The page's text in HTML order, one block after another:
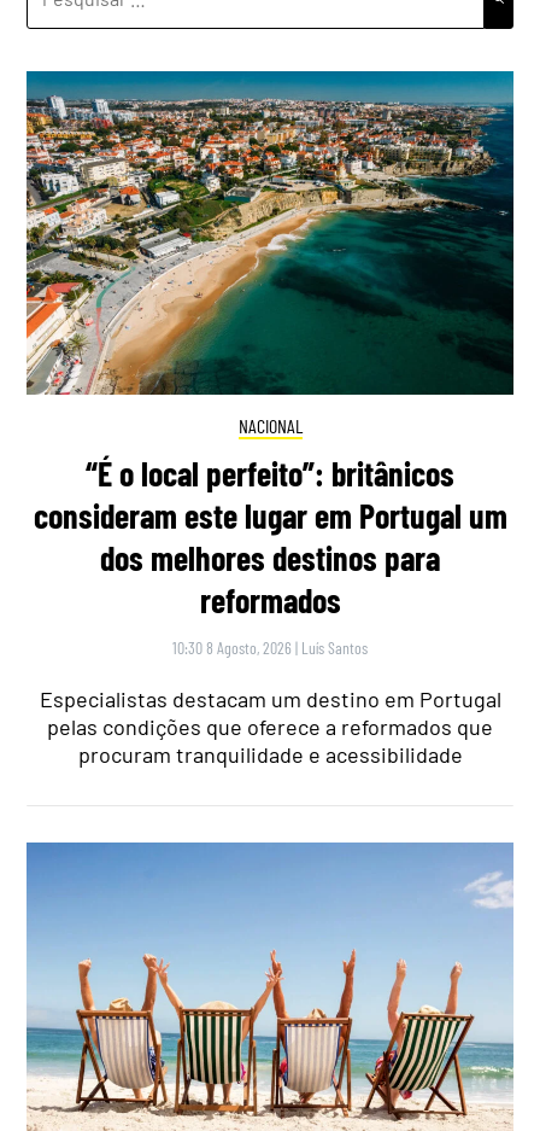
POR:
NACIONAL
“É o local perfeito”: britânicos
consideram este lugar em Portugal um
dos melhores destinos para
reformados
10:30 8 Agosto, 2026 | Luís Santos
Especialistas destacam um destino em Portugal
pelas condições que oferece a reformados que
procuram tranquilidade e acessibilidade